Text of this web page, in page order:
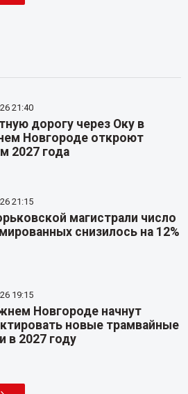
21:40
дорогу через Оку в
Новгороде откроют
2027 года
21:15
магистрали число
снизилось на 12%
19:15
Новгороде начнут
новые трамвайные
в 2027 году